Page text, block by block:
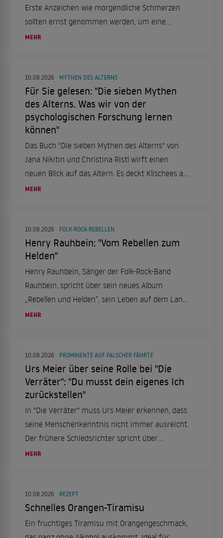
Erste Anzeichen wie morgendliche Schmerzen
sollten ernst genommen werden, um eine
spätere OP zu vermeiden. Moderne
Gelenkgesundheit zu erhalten.
MEHR
10.08.2026 MYTHEN DES ALTERNS
Für Sie gelesen: "Die sieben Mythen
des Alterns. Was wir von der
psychologischen Forschung lernen
können"
Das Buch "Die sieben Mythen des Alterns" von
Jana Nikitin und Christina Ristl wirft einen
neuen Blick auf das Altern. Es deckt Klischees auf
und zeigt, dass es nicht "die Alten" gibt, sondern
MEHR
10.08.2026 FOLK-ROCK-REBELLEN
Henry Rauhbein: "Vom Rebellen zum
Helden"
Henry Rauhbein, Sänger der Folk-Rock-Band
Rauhbein, spricht über sein neues Album
„Rebellen und Helden“, sein Leben auf dem Land
in Nordhessen, seine Leidenschaft für Eishockey
MEHR
10.08.2026 PROMINENTE AUF FALSCHER FÄHRTE
Urs Meier über seine Rolle bei "Die
Verräter": "Du musst dein eigenes Ich
zurückstellen"
In "Die Verräter" muss Urs Meier erkennen, dass
seine Menschenkenntnis nicht immer ausreicht.
Der frühere Schiedsrichter spricht über
Gewissensbisse und seine Erfahrungen in der
MEHR
10.08.2026 REZEPT
Schnelles Orangen-Tiramisu
Ein fruchtiges Tiramisu mit Orangengeschmack,